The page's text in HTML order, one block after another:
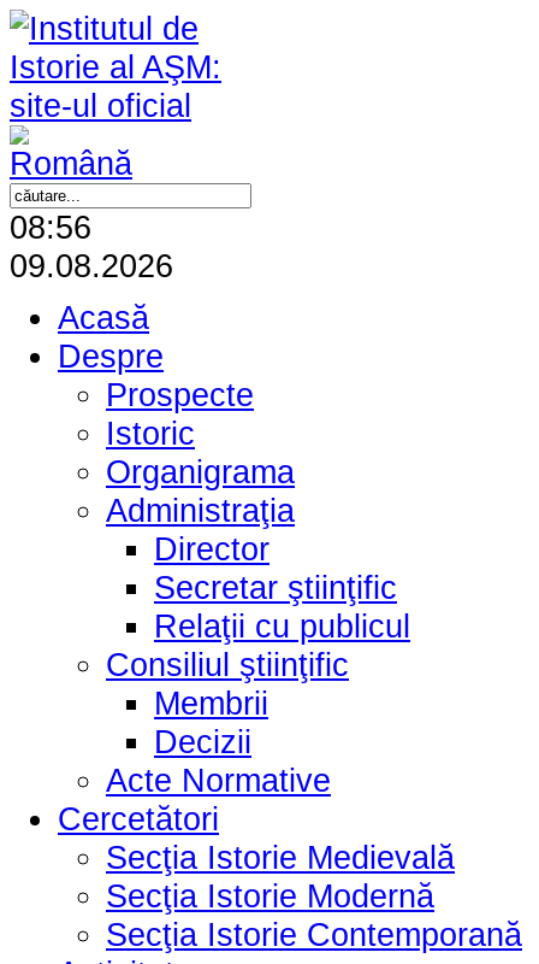
08:56
09.08.2026
Acasă
Despre
Prospecte
Istoric
Organigrama
Administraţia
Director
Secretar ştiinţific
Relaţii cu publicul
Consiliul ştiinţific
Membrii
Decizii
Acte Normative
Cercetători
Secţia Istorie Medievală
Secţia Istorie Modernă
Secţia Istorie Contemporană